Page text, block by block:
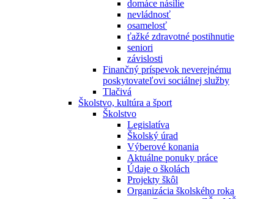
domáce násilie
nevládnosť
osamelosť
ťažké zdravotné postihnutie
seniori
závislosti
Finančný príspevok neverejnému
poskytovateľovi sociálnej služby
Tlačivá
Školstvo, kultúra a šport
Školstvo
Legislatíva
Školský úrad
Výberové konania
Aktuálne ponuky práce
Údaje o školách
Projekty škôl
Organizácia školského roka